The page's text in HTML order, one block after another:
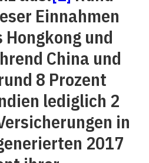
Einnahmen
und
China und
8 Prozent
lediglich 2
in
2017